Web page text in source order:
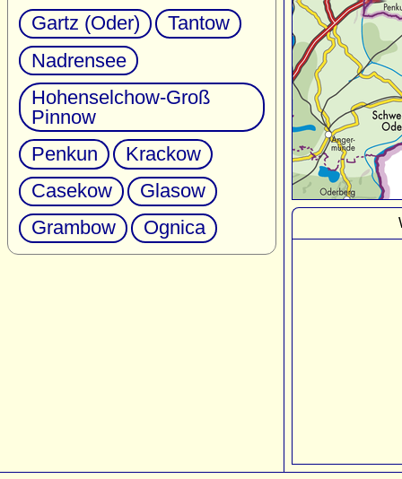
Gartz (Oder)
Tantow
Nadrensee
Hohenselchow-Groß
Pinnow
Penkun
Krackow
Casekow
Glasow
Grambow
Ognica